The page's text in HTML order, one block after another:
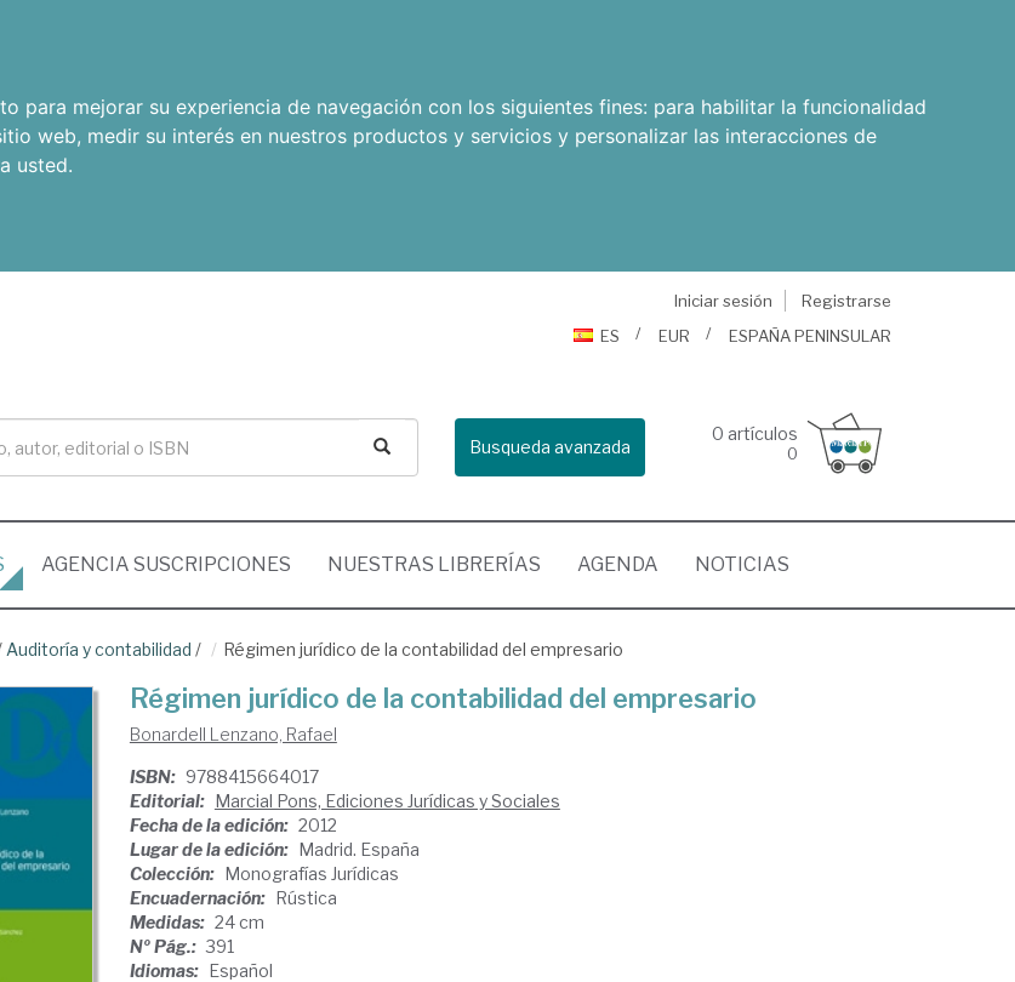
para mejorar su experiencia de navegación con los siguientes fines: para habilitar la funcionalidad
web, medir su interés en nuestros productos y servicios y personalizar las interacciones de
usted.
Iniciar sesión
Registrarse
ES
EUR ESPAÑA PENINSULAR
Busqueda avanzada
0 artículos
0
AGENCIA SUSCRIPCIONES NUESTRAS LIBRERÍAS AGENDA NOTICIAS
Auditoría y contabilidad / Régimen jurídico de la contabilidad del empresario
Régimen jurídico de la contabilidad del empresario
Bonardell Lenzano, Rafael
ISBN: 9788415664017
Editorial: Marcial Pons, Ediciones Jurídicas y Sociales
Fecha de la edición: 2012
Lugar de la edición: Madrid. España
Colección: Monografías Jurídicas
Encuadernación: Rústica
Medidas: 24 cm
Nº Pág.: 391
Idiomas: Español